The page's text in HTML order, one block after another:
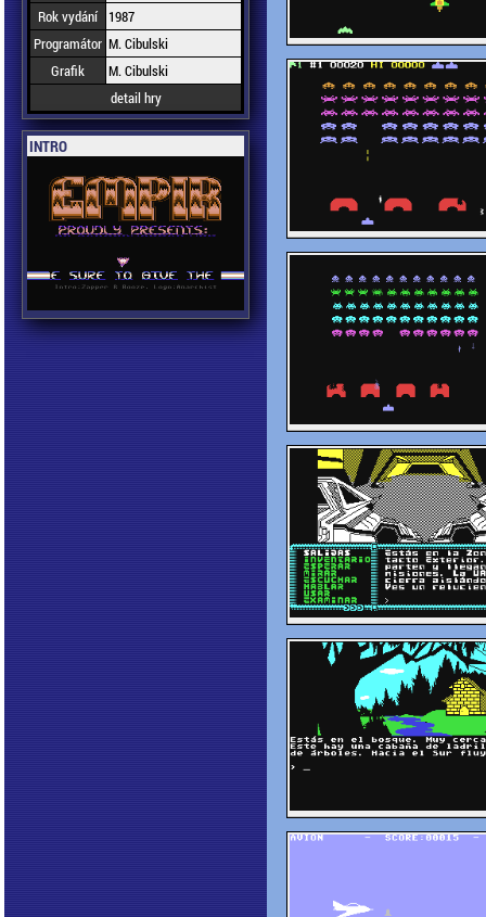
Rok vydání
1987
Programátor M. Cibulski
Grafik
M. Cibulski
detail hry
INTRO